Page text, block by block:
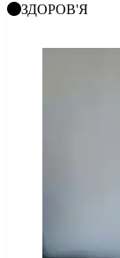
ЗДОРОВ'Я